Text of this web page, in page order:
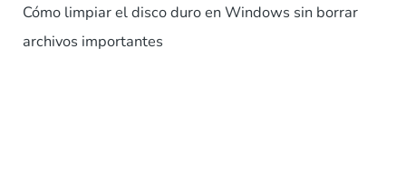
Cómo limpiar el disco duro en Windows sin borrar
archivos importantes